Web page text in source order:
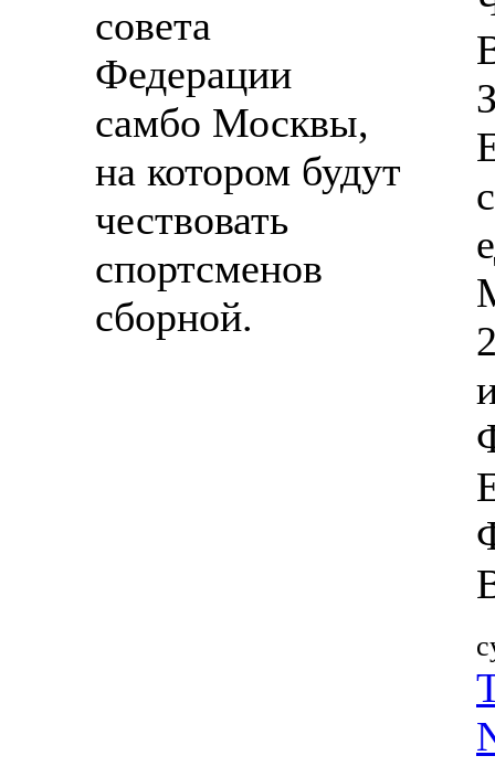
совета
Федерации
самбо Москвы,
на котором будут
чествовать
спортсменов
сборной.